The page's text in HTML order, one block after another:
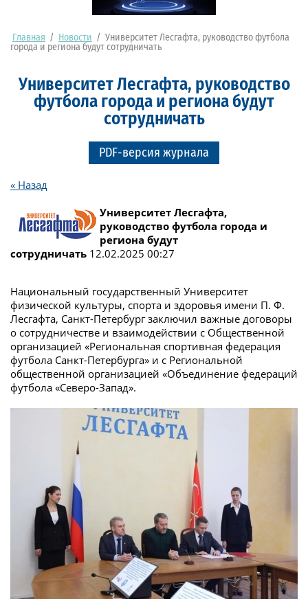
Главная / Новости / Университет Лесгафта, руководство футбола
города и региона будут сотрудничать
Университет Лесгафта, руководство
футбола города и региона будут
сотрудничать
PDF-версия журнала
« Назад
Университет Лесгафта,
руководство футбола города и
региона будут
сотрудничать 12.02.2025 00:27
Национальный государственный Университет
физической культуры, спорта и здоровья имени П. Ф.
Лесгафта, Санкт-Петербург заключил важные договоры
о сотрудничестве и взаимодействии с Общественной
организацией «Региональная спортивная федерация
футбола Санкт-Петербурга» и с Региональной
общественной организацией «Объединение федераций
футбола «Северо-Запад».